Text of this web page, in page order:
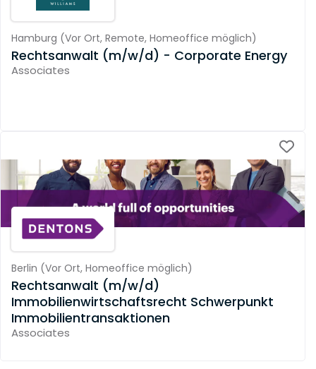
Hamburg (Vor Ort, Remote, Homeoffice möglich)
Rechtsanwalt (m/w/d) - Corporate Energy
Associates
Berlin (Vor Ort, Homeoffice möglich)
Rechtsanwalt (m/w/d)
Immobilienwirtschaftsrecht Schwerpunkt
Immobilientransaktionen
Associates